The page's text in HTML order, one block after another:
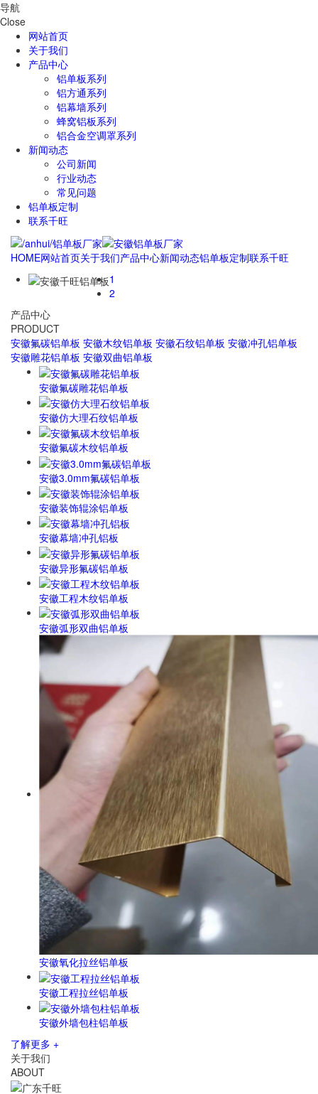
导航
Close
网站首页
关于我们
产品中心
铝单板系列
铝方通系列
铝幕墙系列
蜂窝铝板系列
铝合金空调罩系列
新闻动态
公司新闻
行业动态
常见问题
铝单板定制
联系千旺
HOME网站首页关于我们产品中心新闻动态铝单板定制联系千旺
1
2
产品中心
PRODUCT
安徽氟碳铝单板 安徽木纹铝单板 安徽石纹铝单板 安徽冲孔铝单板
安徽雕花铝单板 安徽双曲铝单板
安徽氟碳雕花铝单板
安徽仿大理石纹铝单板
安徽氟碳木纹铝单板
安徽3.0mm氟碳铝单板
安徽装饰辊涂铝单板
安徽幕墙冲孔铝板
安徽异形氟碳铝单板
安徽工程木纹铝单板
安徽弧形双曲铝单板
安徽氧化拉丝铝单板
安徽工程拉丝铝单板
安徽外墙包柱铝单板
了解更多 +
关于我们
ABOUT